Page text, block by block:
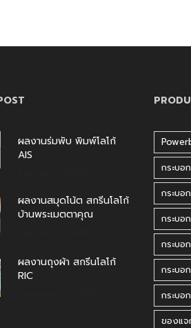
ผลงานร่มพับ พิมพ์โลโก้
AIS
ผลงานสมุดโน้ต สกรีนโลโก้
บ้านพระเมตตาคุณ
ผลงานถุงผ้า สกรีนโลโก้
RIC
กระบอ
กระบอ
กระบอ
กระบอ
กระบอ
กระบอ
ของแจ